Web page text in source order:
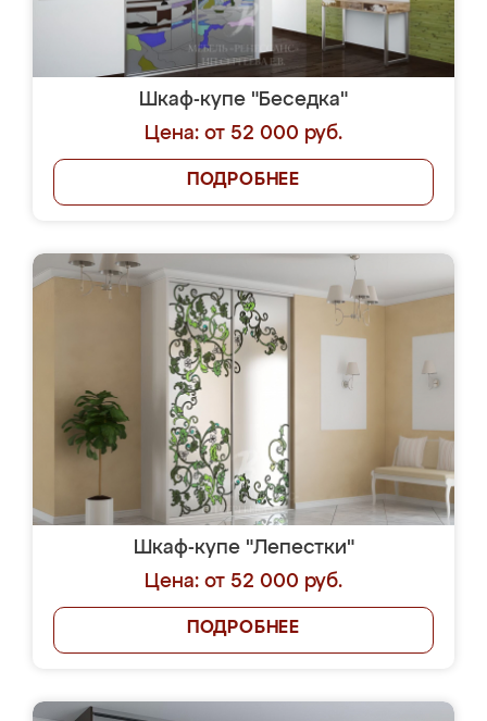
Шкаф-купе "Беседка"
Цена: от 52 000 руб.
ПОДРОБНЕЕ
Шкаф-купе "Лепестки"
Цена: от 52 000 руб.
ПОДРОБНЕЕ